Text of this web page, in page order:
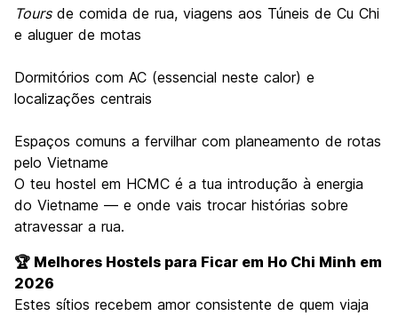
Toursde comida de rua, viagens aos Túneis de Cu Chi
e aluguer de motas
Dormitórios com AC (essencial neste calor) e
localizações centrais
Espaços comuns a fervilhar com planeamento de rotas
pelo Vietname
O teu hostel em HCMC é a tua introdução à energia
do Vietname — e onde vais trocar histórias sobre
atravessar a rua.
🏆 Melhores Hostels para Ficar em Ho Chi Minh em
2026
Estes sítios recebem amor consistente de quem viaja